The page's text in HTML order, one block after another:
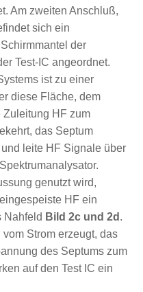
Am zweiten Anschluß,
sich ein
der
Test-IC angeordnet.
ist zu einer
diese Fläche, dem
HF zum
das Septum
leite HF Signale über
genutzt wird,
HF ein
Nahfeld Bild 2c und 2d .
Strom erzeugt, das
des Septums zum
auf den Test IC ein